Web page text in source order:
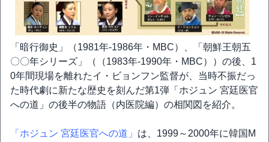
「暗行御史」（1981年-1986年・MBC）、「朝鮮王朝五
〇〇年シリーズ」（（1983年-1990年・MBC））の後、1
0年間現場を離れたイ・ビョンフン監督が、当時不振だっ
た時代劇に新たな歴史を刻んだ第1弾「ホジュン 宮廷医官
への道」の後半の物語（内医院編）の相関図を紹介。
「ホジュン 宮廷医官への道」 は、1999～2000年に韓国M